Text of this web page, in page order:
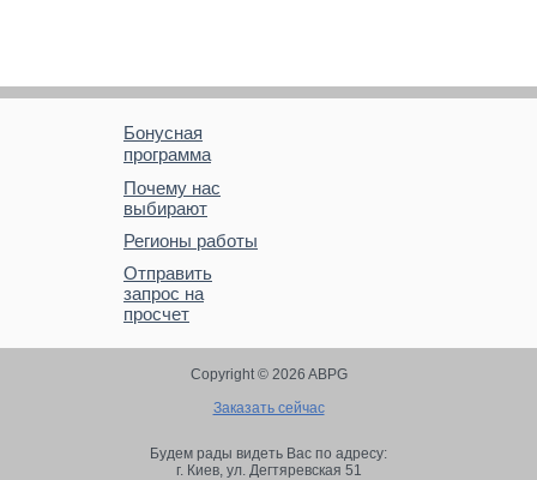
Бонусная
программа
Почему нас
выбирают
Регионы работы
Отправить
запрос на
просчет
Copyright © 2026 ABPG
Заказать сейчас
Будем рады видеть Вас по адресу:
г. Киев, ул. Дегтяревская 51